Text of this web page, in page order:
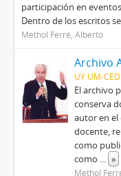
participación en
Dentro de los escritos
Methol Ferré, Alberto
Archivo
UY UM-
El archivo
conserva
autor en el
docente,
como
como ... »
Methol